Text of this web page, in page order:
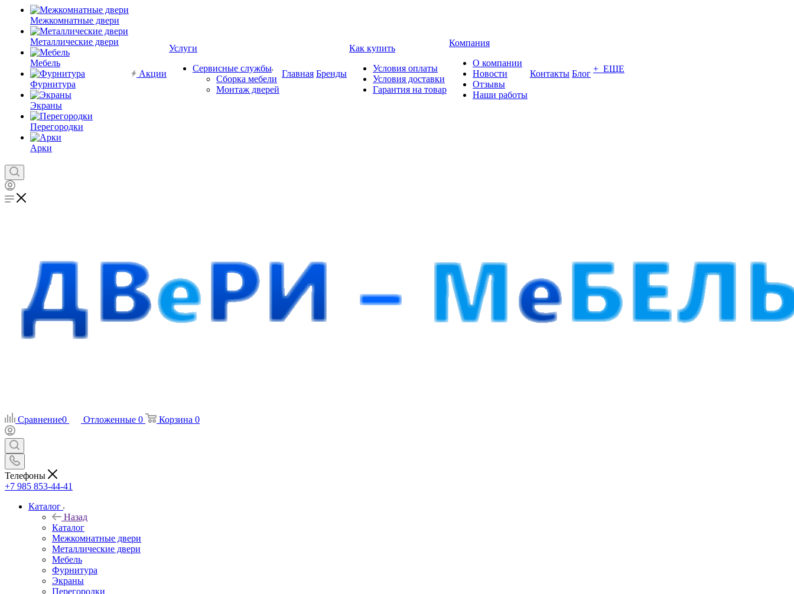
Межкомнатные двери
Металлические двери
Мебель
Фурнитура
Экраны
Перегородки
Арки
Акции
Услуги
Сервисные службы
Сборка мебели
Монтаж дверей
Главная Бренды
Как купить
Условия оплаты
Условия доставки
Гарантия на товар
Компания
О компании
Новости
Отзывы
Наши работы
Контакты Блог + ЕЩЕ
Сравнение0 Отложенные 0 Корзина 0
Телефоны
+7 985 853-44-41
Каталог
Назад
Каталог
Межкомнатные двери
Металлические двери
Мебель
Фурнитура
Экраны
Перегородки